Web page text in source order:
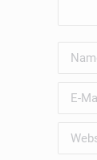
Name
E-Mail